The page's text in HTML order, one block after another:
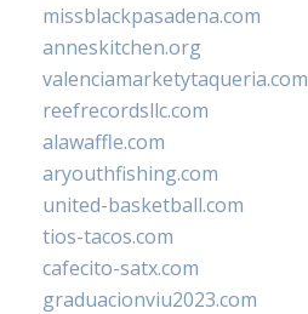
missblackpasadena.com
anneskitchen.org
valenciamarketytaqueria.com
reefrecordsllc.com
alawaffle.com
aryouthfishing.com
united-basketball.com
tios-tacos.com
cafecito-satx.com
graduacionviu2023.com